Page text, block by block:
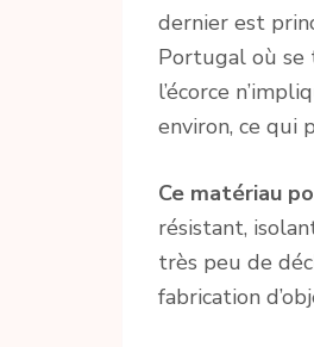
dernier est
Portugal où se
l’écorce
environ, ce qui
Ce matériau
résistant,
très peu de
fabrication